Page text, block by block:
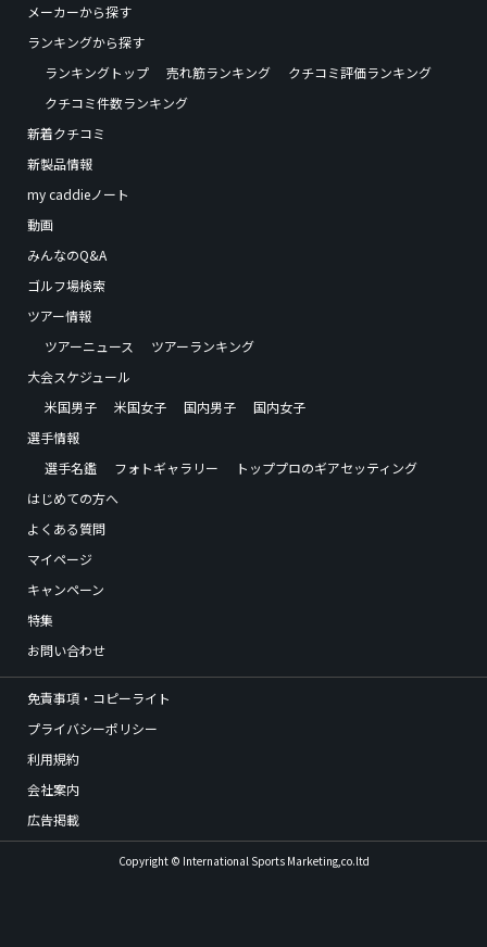
メーカーから探す
ランキングから探す
ランキングトップ
売れ筋ランキング
クチコミ評価ランキング
クチコミ件数ランキング
新着クチコミ
新製品情報
my caddieノート
動画
みんなのQ&A
ゴルフ場検索
ツアー情報
ツアーニュース
ツアーランキング
大会スケジュール
米国男子
米国女子 国内男子
国内女子
選手情報
選手名鑑
フォトギャラリー
トッププロのギアセッティング
はじめての方へ
よくある質問
マイページ
キャンペーン
特集
お問い合わせ
免責事項・コピーライト
プライバシーポリシー
利用規約
会社案内
広告掲載
Copyright © International Sports Marketing,co.ltd